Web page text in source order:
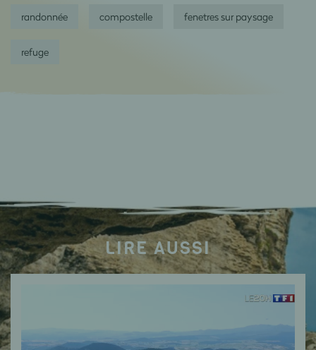
randonnée compostelle fenetres sur paysage
refuge
LIRE AUSSI